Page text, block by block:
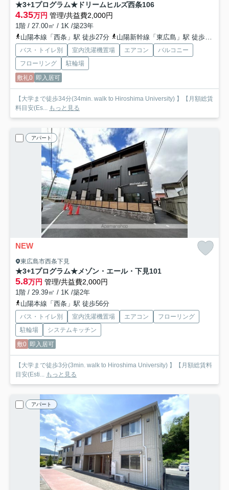
★3+1プログラム★ドリームヒルズ西条106
4.35万円 管理/共益費2,000円
1階 / 27.00㎡ / 1K /築23年
山陽本線「西条」駅 徒歩27分
山陽新幹線「東広島」駅 徒歩70分
バス・トイレ別 室内洗濯機置場 エアコン
バルコニー
フローリング
駐輪場
敷礼0 即入居可
【大学まで徒歩34分(34min. walk to Hiroshima University) 】【月額総賃
料目安(Es... もっと見る
アパート
NEW
東広島市西条下見
★3+1プログラム★メゾン・エール・下見101
5.8万円 管理/共益費2,000円
1階 / 29.39㎡ / 1K /築2年
山陽本線「西条」駅 徒歩56分
バス・トイレ別 室内洗濯機置場 エアコン
フローリング
駐輪場
システムキッチン
敷0 即入居可
【大学まで徒歩3分(3min. walk to Hiroshima University) 】【月額総賃料
目安(Esti... もっと見る
アパート